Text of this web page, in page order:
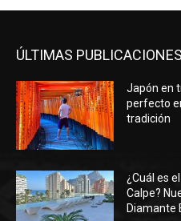
ÚLTIMAS PUBLICACIONES
Japón en
perfecto
tradición
¿Cuál es
Calpe?
Diamante